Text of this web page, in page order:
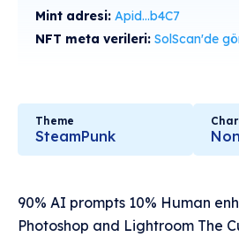
Mint adresi: Apid...b4C7
NFT meta verileri: SolScan'de
Theme
SteamPunk
90% AI prompts 10% Human
Photoshop and Lightroom The